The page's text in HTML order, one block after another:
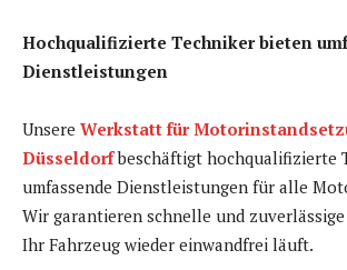
Hochqualifizierte Techniker bieten
Dienstleistungen
Unsere Werkstatt für
Düsseldorfbeschäftigt hochqualifizierte
umfassende Dienstleistungen für alle
Wir garantieren schnelle und
Ihr Fahrzeug wieder einwandfrei läuft.